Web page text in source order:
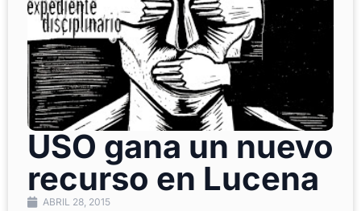
USO gana un nuevo
recurso en Lucena
ABRIL 28, 2015